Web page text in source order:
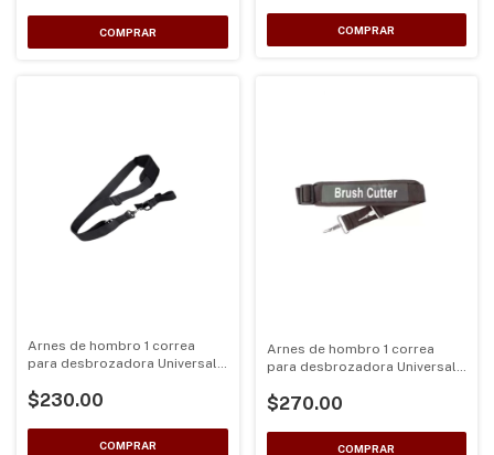
Arnes de hombro 1 correa
para desbrozadora Universal
$230.00
Arnes de hombro 1 correa
para desbrozadora Universal
$270.00